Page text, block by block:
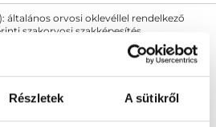
Részletek A sütikről
általános orvosi oklevéllel rendelkező
szakorvosi szakképesítés
vesz részt. Ezen orvosok által
tevékenységért teljes
el feladatokat. A foglaljorvost.hu
névazonosságért bármely szakorvos